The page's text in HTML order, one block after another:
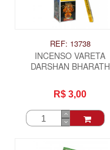
REF: 13738
INCENSO VARETA
DARSHAN BHARATH
R$ 3,00